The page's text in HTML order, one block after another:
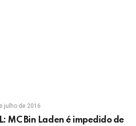
julho de 2016
MC Bin Laden é impedido de